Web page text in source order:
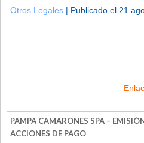
Otros Legales | Publicado el 21
PAMPA CAMARONES SPA –
ACCIONES DE PAGO